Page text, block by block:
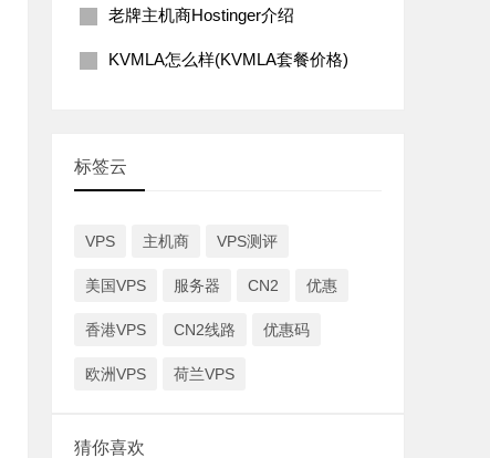
老牌主机商Hostinger介绍
KVMLA怎么样(KVMLA套餐价格)
标签云
VPS 主机商 VPS测评
美国VPS 服务器 CN2 优惠
香港VPS CN2线路 优惠码
欧洲VPS 荷兰VPS
猜你喜欢